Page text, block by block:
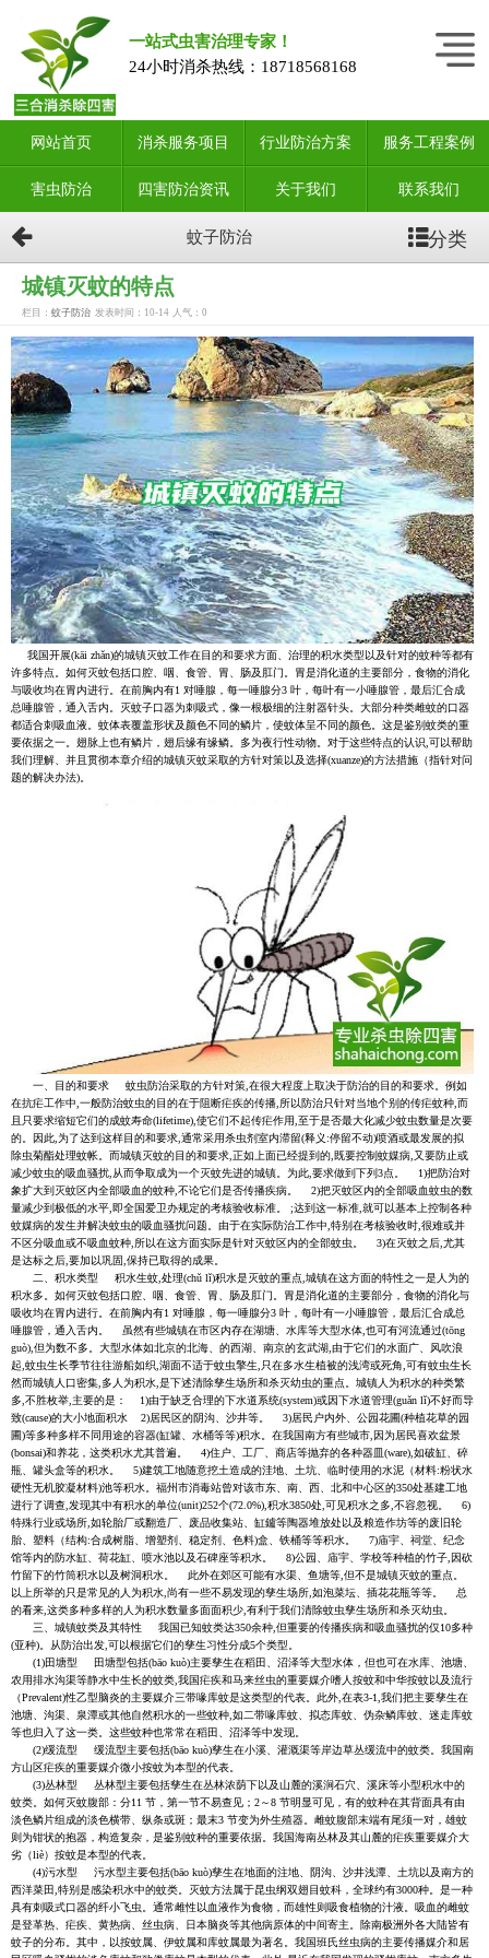
一站式虫害治理专家！
24小时消杀热线： 18718568168
网站首页 消杀服务项目 行业防治方案 服务工程案例
害虫防治 四害防治资讯 关于我们 联系我们
蚊子防治 分类
城镇灭蚊的特点
栏目： 蚊子防治 发表时间：10-14 人气： 0
我国开展(kāi zhǎn)的城镇灭蚊工作在目的和要求方面、治理的积水类型以及针对的蚊种等都有
许多特点。如何灭蚊包括口腔、咽、食管、胃、肠及肛门。胃是消化道的主要部分，食物的消化
与吸收均在胃内进行。在前胸内有1 对唾腺，每一唾腺分3 叶，每叶有一小唾腺管，最后汇合成
总唾腺管，通入舌内。灭蚊子口器为刺吸式，像一根极细的注射器针头。大部分种类雌蚊的口器
都适合刺吸血液。蚊体表覆盖形状及颜色不同的鳞片，使蚊体呈不同的颜色。这是鉴别蚊类的重
要依据之一。翅脉上也有鳞片，翅后缘有缘鳞。多为夜行性动物。对于这些特点的认识,可以帮助
我们理解、并且贯彻本章介绍的城镇灭蚊采取的方针对策以及选择(xuanze)的方法措施（指针对问
题的解决办法)。
一、目的和要求 蚊虫防治采取的方针对策,在很大程度上取决于防治的目的和要求。例如
在抗疟工作中,一般防治蚊虫的目的在于阻断疟疾的传播,所以防治只针对当地个别的传疟蚊种,而
且只要求缩短它们的成蚊寿命(lifetime),使它们不起传疟作用,至于是否最大化减少蚊虫数量是次要
的。因此,为了达到这样目的和要求,通常采用杀虫剂室内滞留(释义:停留不动)喷酒或最发展的拟
除虫菊酯处理蚊帐。而城镇灭蚊的目的和要求,正如上面已经提到的,既要控制蚊媒病,又要防止或
减少蚊虫的吸血骚扰,从而争取成为一个灭蚊先进的城镇。为此,要求做到下列3点。 1)把防治对
象扩大到灭蚊区内全部吸血的蚊种,不论它们是否传播疾病。 2)把灭蚊区内的全部吸血蚊虫的数
量减少到极低的水平,即全国爱卫办规定的考核验收标准。 ;达到这一标准,就可以基本上控制各种
蚊媒病的发生并解决蚊虫的吸血骚扰问题。由于在实际防治工作中,特别在考核验收时,很难或并
不区分吸血或不吸血蚊种,所以在这方面实际是针对灭蚊区内的全部蚊虫。 3)在灭蚊之后,尤其
是达标之后,要加以巩固,保持已取得的成果。
二、积水类型 积水生蚊,处理(chǔ lǐ)积水是灭蚊的重点,城镇在这方面的特性之一是人为的
积水多。如何灭蚊包括口腔、咽、食管、胃、肠及肛门。胃是消化道的主要部分，食物的消化与
吸收均在胃内进行。在前胸内有1 对唾腺，每一唾腺分3 叶，每叶有一小唾腺管，最后汇合成总
唾腺管，通入舌内。 虽然有些城镇在市区内存在湖塘、水库等大型水体,也可有河流通过(tōng
guò),但为数不多。大型水体如北京的北海、的西湖、南京的玄武湖,由于它们的水面广、风吹浪
起,蚊虫生长季节往往游船如织,湖面不适于蚊虫擎生,只在多水生植被的浅湾或死角,可有蚊虫生长
然而城镇人口密集,多人为积水,是下述清除孳生场所和杀灭幼虫的重点。城镇人为积水的种类繁
多,不胜枚举,主要的是： 1)由于缺乏合理的下水道系统(system)或因下水道管理(guǎn lǐ)不好而导
致(cause)的大小地面积水 2)居民区的阴沟、沙井等。 3)居民户内外、公园花圃(种植花草的园
圃)等多种多样不同用途的容器(缸罐、水桶等等)积水。在我国南方有些城市,因为居民喜欢盆景
(bonsai)和养花，这类积水尤其普遍。 4)住户、工厂、商店等抛弃的各种器皿(ware),如破缸、碎
瓶、罐头盒等的积水。 5)建筑工地随意挖土造成的洼地、土坑、临时使用的水泥（材料:粉状水
硬性无机胶凝材料)池等积水。福州市消毒站曾对该市东、南、西、北和中心区的350处基建工地
进行了调查,发现其中有积水的单位(unit)252个(72.0%),积水3850处,可见积水之多,不容忽视。 6)
特殊行业或场所,如轮胎厂或翻造厂、废品收集站、缸鑪等陶器堆放处以及粮造作坊等的废旧轮
胎、塑料（结构:合成树脂、增塑剂、稳定剂、色料)盒、铁桶等等积水。 7)庙宇、祠堂、纪念
馆等内的防水缸、荷花缸、喷水池以及石碑座等积水。 8)公园、庙宇、学校等种植的竹子,因砍
竹留下的竹筒积水以及树洞积水。 此外在郊区可能有水渠、鱼塘等,但不是城镇灭蚊的重点。
以上所举的只是常见的人为积水,尚有一些不易发现的孳生场所,如泡菜坛、插花花瓶等等。 总
的看来,这类多种多样的人为积水数量多面面积少,有利于我们清除蚊虫孳生场所和杀灭幼虫。
三、城镇蚊类及其特性 我国已知蚊类达350余种,但重要的传播疾病和吸血骚扰的仅10多种
(亚种)。从防治出发,可以根据它们的孳生习性分成5个类型。
(1)田塘型 田塘型包括(bāo kuò)主要孳生在稻田、沼泽等大型水体，但也可在水库、池塘、
农用排水沟渠等静水中生长的蚊类,我国疟疾和马来丝虫的重要媒介嗜人按蚊和中华按蚊以及流行
（Prevalent)性乙型脑炎的主要媒介三带喙库蚊是这类型的代表。此外,在表3-1,我们把主要孳生在
池塘、沟渠、泉潭或其他自然积水的一些蚊种,如二带喙库蚊、拟态库蚊、伪杂鳞库蚊、迷走库蚊
等也归入了这一类。这些蚊种也常常在稻田、沼泽等中发现。
(2)缓流型 缓流型主要包括(bāo kuò)孳生在小溪、灌溉渠等岸边草丛缓流中的蚊类。我国南
方山区疟疾的重要媒介微小按蚊为本型的代表。
(3)丛林型 丛林型主要包括孳生在丛林浓荫下以及山麓的溪涧石穴、溪床等小型积水中的
蚊类。如何灭蚊腹部：分11 节，第一节不易查见；2～8 节明显可见，有的蚊种在其背面具有由
淡色鳞片组成的淡色横带、纵条或斑；最末3 节变为外生殖器。雌蚊腹部末端有尾须一对，雄蚊
则为钳状的抱器，构造复杂，是鉴别蚊种的重要依据。我国海南丛林及其山麓的疟疾重要媒介大
劣（liè）按蚊是本型的代表。
(4)污水型 污水型主要包括(bāo kuò)孳生在地面的注地、阴沟、沙井浅潭、土坑以及南方的
西洋菜田,特别是感染积水中的蚊类。灭蚊方法属于昆虫纲双翅目蚊科，全球约有3000种。是一种
具有刺吸式口器的纤小飞虫。通常雌性以血液作为食物，而雄性则吸食植物的汁液。吸血的雌蚊
是登革热、疟疾、黄热病、丝虫病、日本脑炎等其他病原体的中间寄主。除南极洲外各大陆皆有
蚊子的分布。其中，以按蚊属、伊蚊属和库蚊属最为著名。我国班氏丝虫病的主要传播媒介和居